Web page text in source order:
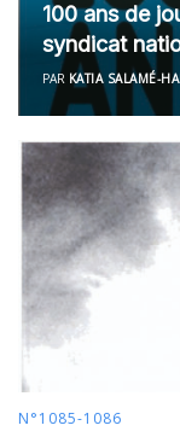
100 ans de
syndicat
PAR KATIA SALAMÉ-
N°1085-1086